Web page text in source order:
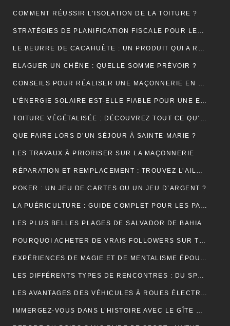
COMMENT RÉUSSIR L’ISOLATION DE LA TOITURE ?
STRATÉGIES DE PLANIFICATION FISCALE POUR LES PETITES ET MOYENNES ENTREPRISES
LE BEURRE DE CACAHUÈTE : UN PRODUIT QUI A RÉSISTÉ À TOUTES LES GÉNÉRATIONS
ELAGUER UN CHÊNE : QUELLE SOMME PRÉVOIR ?
CONSEILS POUR RÉALISER UNE MAÇONNERIE EN BRIQUES OU EN PARPAINGS
L’ÉNERGIE SOLAIRE EST-ELLE FIABLE POUR UNE ENTREPRISE ?
TOITURE VÉGÉTALISÉE : DÉCOUVREZ TOUT CE QU’IL FAUT RETENIR À CE SUJET
QUE FAIRE LORS D’UN SÉJOUR À SAINTE-MARIE ?
LES TRAVAUX À PRIORISER SUR LA MAÇONNERIE
RÉPARATION ET REMPLACEMENT : TROUVEZ L’AILE ARRIÈRE PARFAITE POUR RESTAURER VOTRE VÉHICULE
POKER : UN JEU DE CARTES OU UN JEU D’ARGENT ?
LA PUÉRICULTURE : GUIDE COMPLET POUR LES PARENTS MODERNES.
LES PLUS BELLES PLAGES DE SALVADOR DE BAHIA
POURQUOI ACHETER DE VRAIS FOLLOWERS SUR TIKTOK PEUT AIDER À DÉVELOPPER VOTRE COMPTE RAPIDEMENT ?
EXPÉRIENCES DE MAGIE ET DE MENTALISME ÉPOUSTOUFLANTES EN SUISSE ROMANDE
LES DIFFÉRENTS TYPES DE RENCONTRES : DU SPEED DATING AUX RENCONTRES EN LIGNE, QUELLES SONT LES OPTIONS DISPONIBLES ?
LES AVANTAGES DES VÉHICULES À ROUES ÉLECTRIQUES POUR L’ENVIRONNEMENT.
IMMERGEZ-VOUS DANS L’HISTOIRE AVEC LE GÎTE MONT SAINT MICHEL